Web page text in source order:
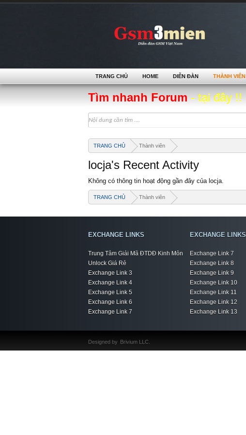
Tìm nhanh Forum- tại đây !!
TRANG CHỦ Thành viên
locja's Recent Activity
Không có thông tin hoạt động gần đây của locja.
TRANG CHỦ Thành viên
TRANG CHỦ HOME DIỄN ĐÀN THÀNH VIÊN
EXCHANGE LINKS
Trung Tâm Giải Mã ĐTDĐ Kinh Môn
Unlock Giá Rẻ
Exchange Link 3
Exchange Link 4
Exchange Link 5
Exchange Link 6
Exchange Link 7
EXCHANGE LINKS
Exchange Link 7
Exchange Link 8
Exchange Link 9
Exchange Link 10
Exchange Link 11
Exchange Link 12
Exchange Link 13
Designed by Brivium LLC.